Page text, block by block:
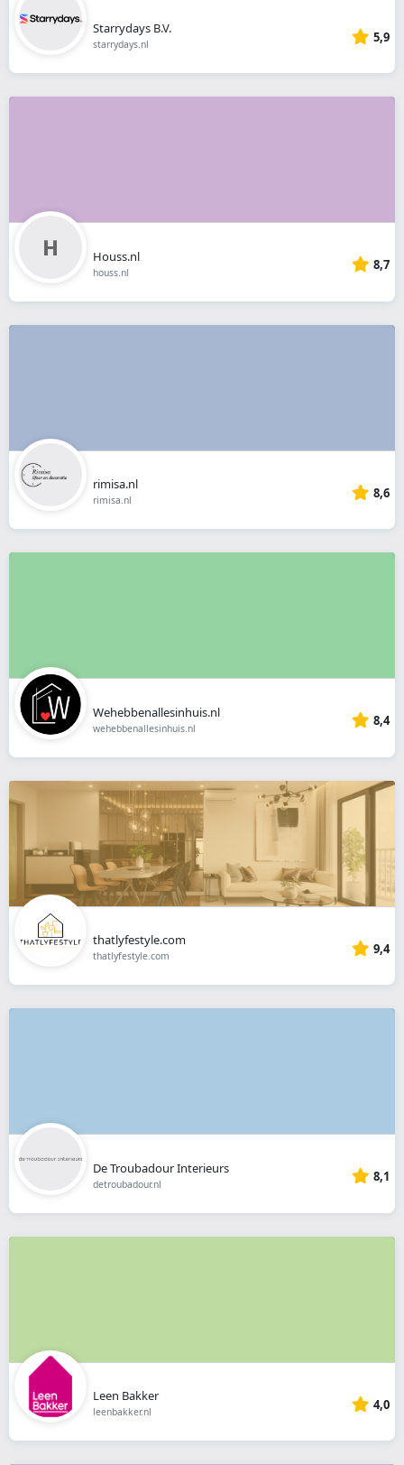
Starrydays B.V.
starrydays.nl 5,9
Houss.nl
houss.nl 8,7
rimisa.nl
rimisa.nl 8,6
Wehebbenallesinhuis.nl
wehebbenallesinhuis.nl 8,4
thatlyfestyle.com
thatlyfestyle.com 9,4
De Troubadour Interieurs
detroubadour.nl 8,1
Leen Bakker
leenbakker.nl 4,0